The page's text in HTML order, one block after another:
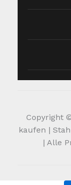
Copyright
kaufen |
| Alle